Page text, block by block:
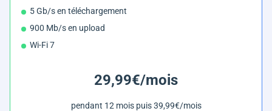
5 Gb/s en téléchargement
900 Mb/s en upload
Wi-Fi 7
29,99€/mois
pendant 12 mois puis 39,99€/mois